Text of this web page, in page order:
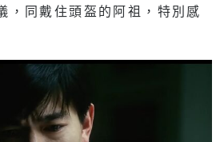
，同戴住頭盔的阿祖，特別感